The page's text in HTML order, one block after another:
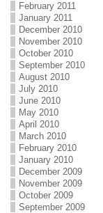
February 2011
January 2011
December 2010
November 2010
October 2010
September 2010
August 2010
July 2010
June 2010
May 2010
April 2010
March 2010
February 2010
January 2010
December 2009
November 2009
October 2009
September 2009